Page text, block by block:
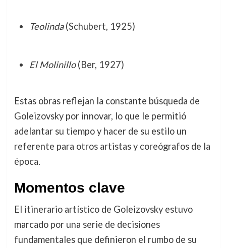
Teolinda(Schubert, 1925)
El Molinillo(Ber, 1927)
Estas obras reflejan la constante búsqueda de
Goleizovsky por innovar, lo que le permitió
adelantar su tiempo y hacer de su estilo un
referente para otros artistas y coreógrafos de la
época.
Momentos clave
El itinerario artístico de Goleizovsky estuvo
marcado por una serie de decisiones
fundamentales que definieron el rumbo de su